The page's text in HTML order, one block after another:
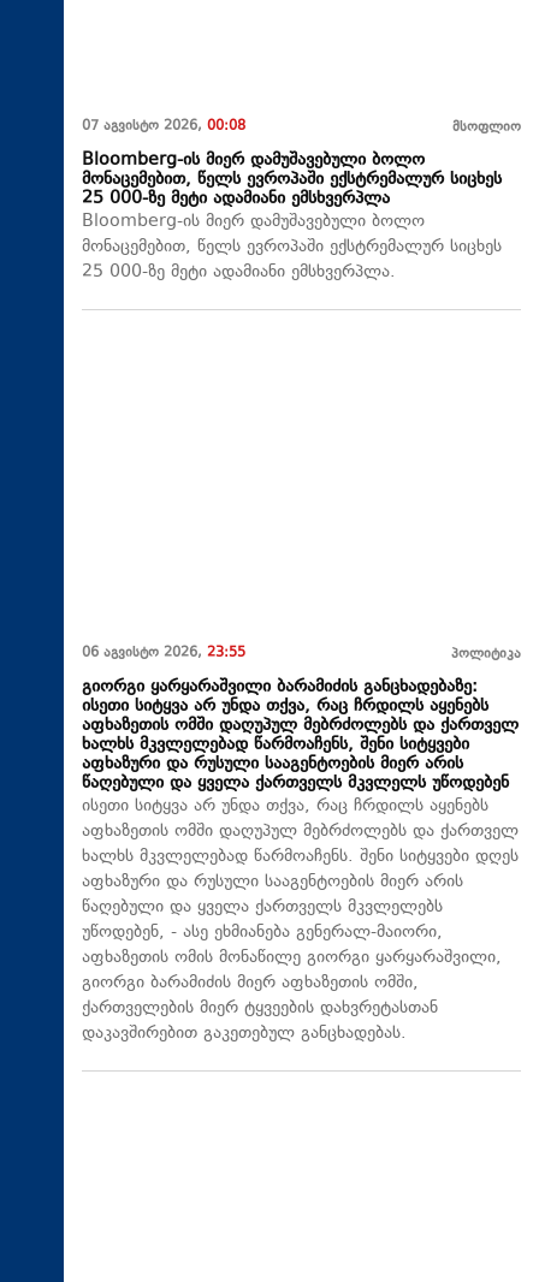
07 აგვისტო 2026, 00:08 მსოფლიო
Bloomberg-ის მიერ დამუშავებული ბოლო
მონაცემებით, წელს ევროპაში ექსტრემალურ სიცხეს
25 000-ზე მეტი ადამიანი ემსხვერპლა
Bloomberg-ის მიერ დამუშავებული ბოლო
მონაცემებით, წელს ევროპაში ექსტრემალურ სიცხეს
25 000-ზე მეტი ადამიანი ემსხვერპლა.
06 აგვისტო 2026, 23:55 პოლიტიკა
გიორგი ყარყარაშვილი ბარამიძის განცხადებაზე:
ისეთი სიტყვა არ უნდა თქვა, რაც ჩრდილს აყენებს
აფხაზეთის ომში დაღუპულ მებრძოლებს და ქართველ
ხალხს მკვლელებად წარმოაჩენს, შენი სიტყვები
აფხაზური და რუსული სააგენტოების მიერ არის
წაღებული და ყველა ქართველს მკვლელს უწოდებენ
ისეთი სიტყვა არ უნდა თქვა, რაც ჩრდილს აყენებს
აფხაზეთის ომში დაღუპულ მებრძოლებს და ქართველ
ხალხს მკვლელებად წარმოაჩენს. შენი სიტყვები დღეს
აფხაზური და რუსული სააგენტოების მიერ არის
წაღებული და ყველა ქართველს მკვლელებს
უწოდებენ, - ასე ეხმიანება გენერალ-მაიორი,
აფხაზეთის ომის მონაწილე გიორგი ყარყარაშვილი,
გიორგი ბარამიძის მიერ აფხაზეთის ომში,
ქართველების მიერ ტყვეების დახვრეტასთან
დაკავშირებით გაკეთებულ განცხადებას.